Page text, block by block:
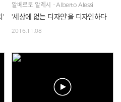
'
알베르토 알레시ㆍAlberto Alessi
'세상에 없는 디자인'을 디자인하다
2016.11.08